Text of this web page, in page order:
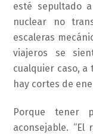
esté sepultado
nuclear no
escaleras
viajeros se
cualquier caso,
hay cortes de
Porque tener
aconsejable.